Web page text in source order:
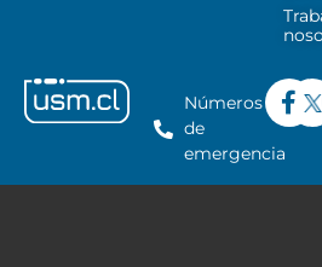
Números
de
emergencia